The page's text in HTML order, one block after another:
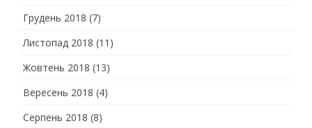
Грудень 2018 (7)
Листопад 2018 (11)
Жовтень 2018 (13)
Вересень 2018 (4)
Серпень 2018 (8)